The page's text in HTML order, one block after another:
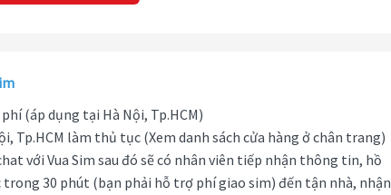
(áp dụng tại Hà Nội, Tp.HCM)
Tp.HCM làm thủ tục (Xem danh sách cửa hàng ở chân trang)
với Vua Sim sau đó sẽ có nhân viên tiếp nhận thông tin, hồ
trong 30 phút (bạn phải hỗ trợ phí giao sim) đến tận nhà, nhận